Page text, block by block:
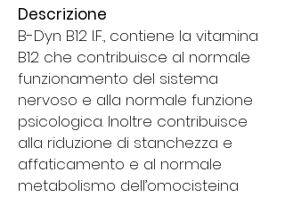
Descrizione
B-Dyn B12 I.F., contiene la vitamina
B12 che contribuisce al normale
funzionamento del sistema
nervoso e alla normale funzione
psicologica. Inoltre contribuisce
alla riduzione di stanchezza e
affaticamento e al normale
metabolismo dell’omocisteina